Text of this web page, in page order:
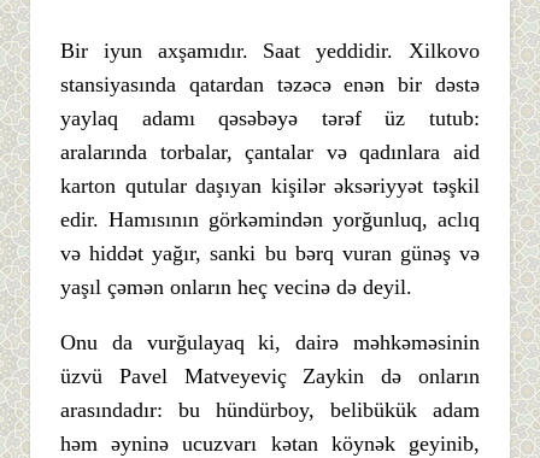
Bir iyun axşamıdır. Saat yeddidir. Xilkovo
stansiyasında qatardan təzəcə enən bir dəstə
yaylaq adamı qəsəbəyə tərəf üz tutub:
aralarında torbalar, çantalar və qadınlara aid
karton qutular daşıyan kişilər əksəriyyət təşkil
edir. Hamısının görkəmindən yorğunluq, aclıq
və hiddət yağır, sanki bu bərq vuran günəş və
yaşıl çəmən onların heç vecinə də deyil.
Onu da vurğulayaq ki, dairə məhkəməsinin
üzvü Pavel Matveyeviç Zaykin də onların
arasındadır: bu hündürboy, belibükük adam
həm əyninə ucuzvarı kətan köynək geyinib,